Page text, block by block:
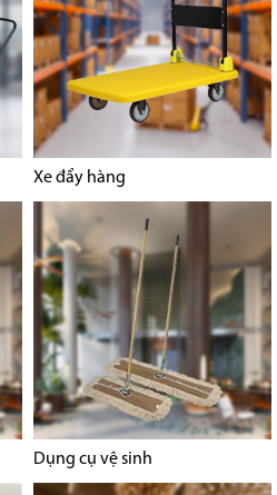
Xe đẩy hàng
Dụng cụ vệ sinh